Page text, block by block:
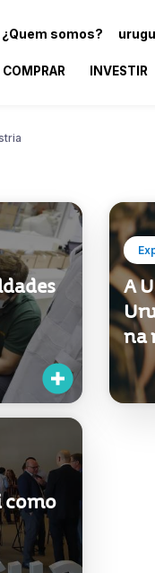
¿Quem somos?
COMPRAR INVESTIR
A
na
como